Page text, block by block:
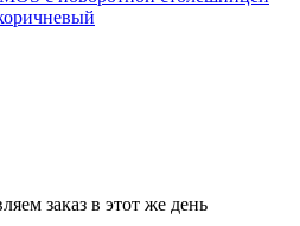
заказ в этот же день